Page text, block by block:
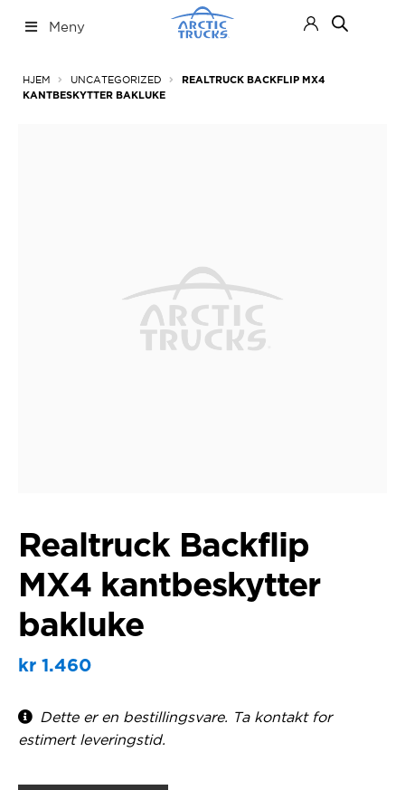
til
til
Meny
HJEM UNCATEGORIZED
REALTRUCK BACKFLIP MX4
KANTBESKYTTER BAKLUKE
Realtruck Backflip
MX4 kantbeskytter
bakluke
kr1.460
Dette er en bestillingsvare. Ta kontakt for
estimert leveringstid.